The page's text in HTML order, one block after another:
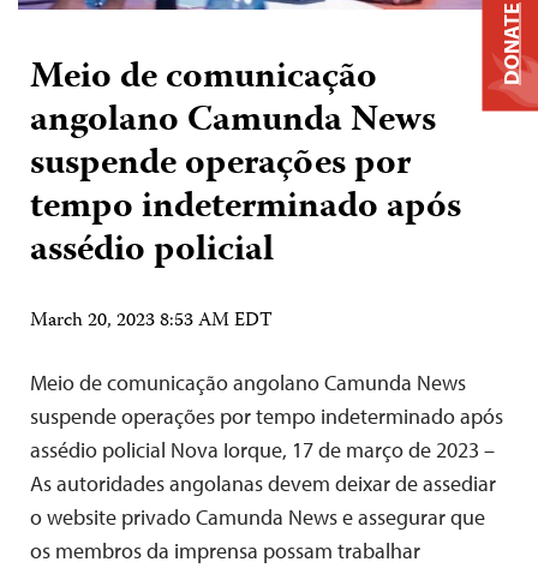
Meio de comunicação
angolano Camunda News
suspende operações por
tempo indeterminado após
assédio policial
March 20, 2023 8:53 AM EDT
Meio de comunicação angolano Camunda News
suspende operações por tempo indeterminado após
assédio policial Nova Iorque, 17 de março de 2023 –
As autoridades angolanas devem deixar de assediar
o website privado Camunda News e assegurar que
os membros da imprensa possam trabalhar
DONATE